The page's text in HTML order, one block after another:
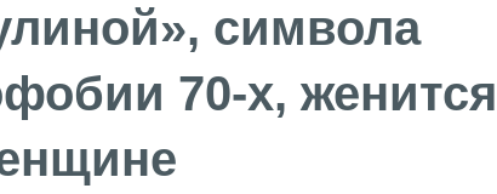
символа
70-х, женится